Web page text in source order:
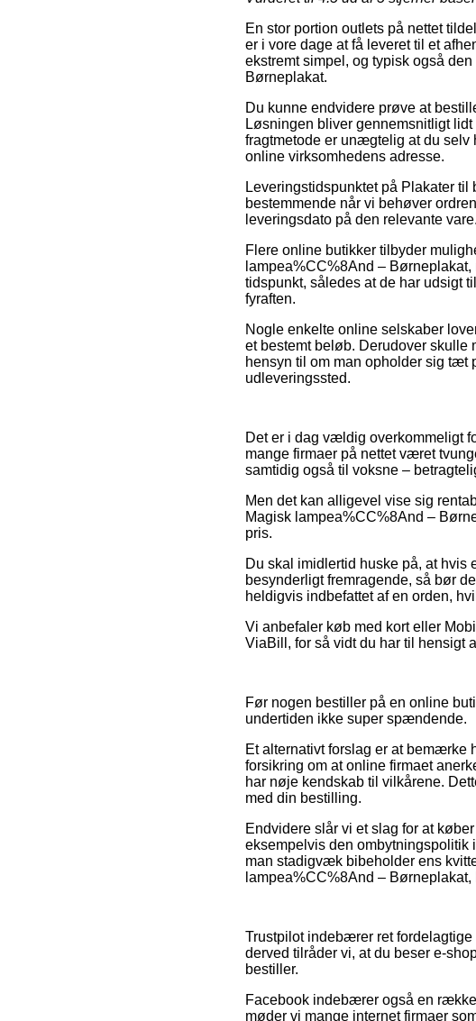
En stor portion outlets på nettet
er i vore dage at få leveret til et
ekstremt simpel, og typisk også
Børneplakat.
Du kunne endvidere prøve at
Løsningen bliver gennemsnitligt
fragtmetode er unægtelig at du selv
online virksomhedens adresse.
Leveringstidspunktet på Plakater
bestemmende når vi behøver
leveringsdato på den relevante vare.
Flere online butikker tilbyder
lampea%CC%8And –
tidspunkt, således at de har udsigt
fyraften.
Nogle enkelte online selskaber
et bestemt beløb. Derudover
hensyn til om man opholder sig tæt
udleveringssted.
Det er i dag vældig overkommeligt
mange firmaer på nettet været
samtidig også til voksne –
Men det kan alligevel vise sig
Magisk lampea%CC%8And –
pris.
Du skal imidlertid huske på, at hvis
besynderligt fremragende, så bør
heldigvis indbefattet af en orden,
Vi anbefaler køb med kort eller
ViaBill, for så vidt du har til hensigt
Før nogen bestiller på en online
undertiden ikke super spændende.
Et alternativt forslag er at bemærke
forsikring om at online firmaet
har nøje kendskab til vilkårene.
med din bestilling.
Endvidere slår vi et slag for at
eksempelvis den ombytningspolitik
man stadigvæk bibeholder ens
lampea%CC%8And –
Trustpilot indebærer ret
derved tilråder vi, at du beser e-
bestiller.
Facebook indebærer også en
møder vi mange internet firmaer